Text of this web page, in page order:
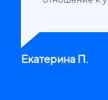
Екатерина П.